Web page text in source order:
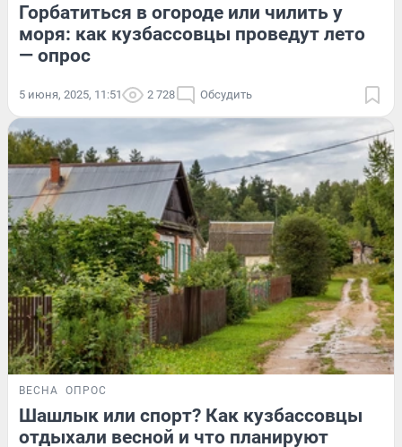
Горбатиться в огороде или чилить у
моря: как кузбассовцы проведут лето
— опрос
5 июня, 2025, 11:51 2 728 Обсудить
ВЕСНА ОПРОС
Шашлык или спорт? Как кузбассовцы
отдыхали весной и что планируют